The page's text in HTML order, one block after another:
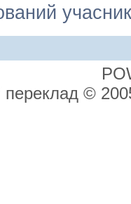
переклад ©